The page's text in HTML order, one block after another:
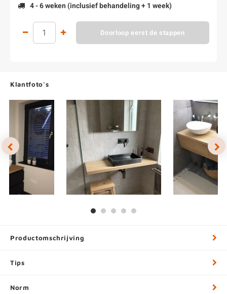
4 - 6 weken (inclusief behandeling + 1 week)
Doorloop eerst de stappen
Klantfoto's
Productomschrijving
Tips
Norm